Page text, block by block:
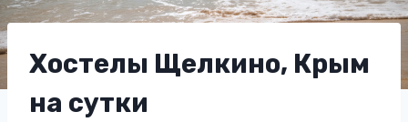
Хостелы Щелкино, Крым
на сутки